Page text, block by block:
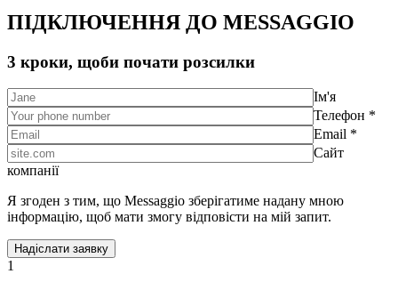
ПІДКЛЮЧЕННЯ ДО MESSAGGIO
3 кроки, щоби почати розсилки
Ім'я
Телефон *
Email *
Сайт
компанії
Я згоден з тим, що Messaggio зберігатиме надану мною
інформацію, щоб мати змогу відповісти на мій запит.
1